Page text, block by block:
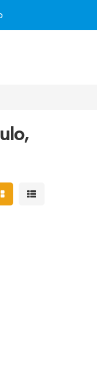
resultados em
Mostrar